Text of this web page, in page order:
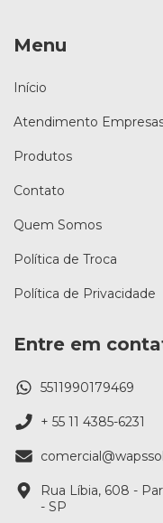
Menu
Início
Atendimento
Produtos
Contato
Quem Somos
Política de Troca
Política de Privacidade
Entre em
5511990179469
+ 55 11 4385-6231
Rua Líbia, 608 -
- SP